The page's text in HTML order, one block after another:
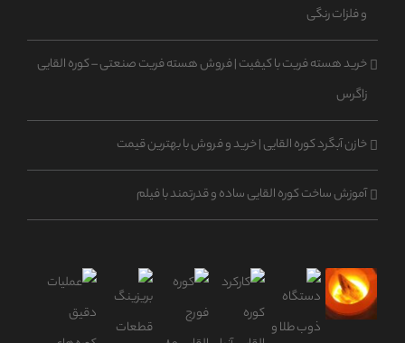
و فلزات رنگی
خرید هسته فریت با کیفیت | فروش هسته فریت صنعتی – کوره القایی
زاگرس
خازن آبگرد کوره القایی | خرید و فروش با بهترین قیمت
آموزش ساخت کوره القایی ساده و قدرتمند با فیلم